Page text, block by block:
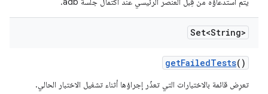
Set<String>
getFailedTests()
تعرِض قائمة بالاختبارات التي تعذّر إجراؤها أثناء تشغيل الاختبار الحالي.